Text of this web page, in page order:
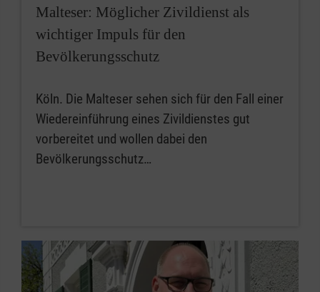
Malteser: Möglicher Zivildienst als
wichtiger Impuls für den
Bevölkerungsschutz
Köln. Die Malteser sehen sich für den Fall einer
Wiedereinführung eines Zivildienstes gut
vorbereitet und wollen dabei den
Bevölkerungsschutz…